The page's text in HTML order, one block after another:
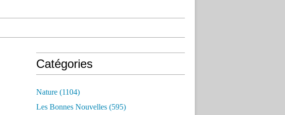
Catégories
Nature (1104)
Les Bonnes Nouvelles (595)